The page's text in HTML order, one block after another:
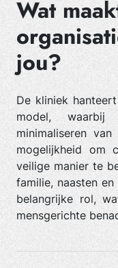
Wat
jou?
De kliniek
model,
minimaliseren
mogelijkheid om
veilige manier te
familie, naasten
belangrijke rol,
mensgerichte